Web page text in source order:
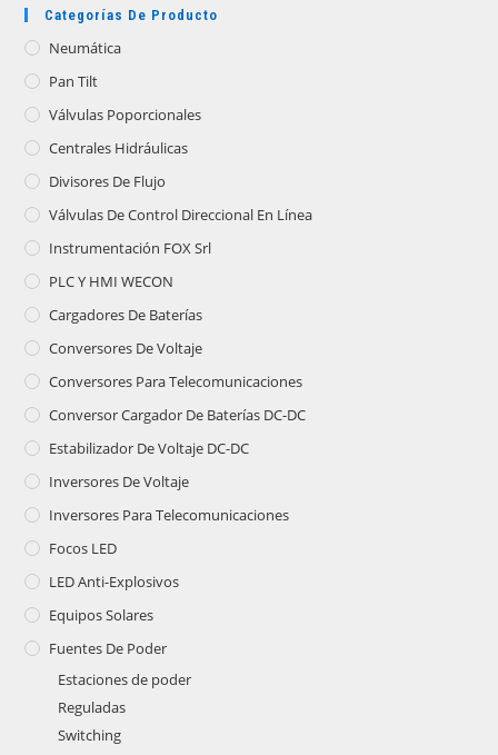
Categorías De Producto
Neumática
Pan Tilt
Válvulas Poporcionales
Centrales Hidráulicas
Divisores De Flujo
Válvulas De Control Direccional En Línea
Instrumentación FOX Srl
PLC Y HMI WECON
Cargadores De Baterías
Conversores De Voltaje
Conversores Para Telecomunicaciones
Conversor Cargador De Baterías DC-DC
Estabilizador De Voltaje DC-DC
Inversores De Voltaje
Inversores Para Telecomunicaciones
Focos LED
LED Anti-Explosivos
Equipos Solares
Fuentes De Poder
Estaciones de poder
Reguladas
Switching